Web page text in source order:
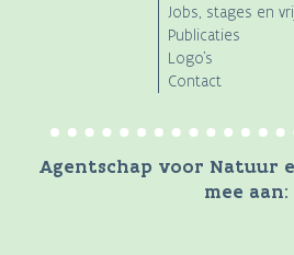
Jobs, stages en
Publicaties
Logo's
Contact
Agentschap voor Natuur
mee aan: